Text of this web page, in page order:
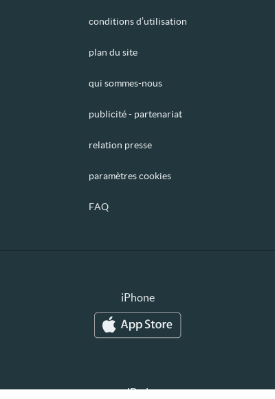
conditions d’utilisation
plan du site
qui sommes-nous
publicité - partenariat
relation presse
paramètres cookies
FAQ
iPhone
iPad